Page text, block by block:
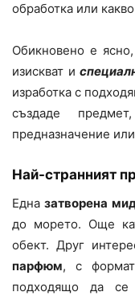
обработка или
Обикновено е
изискват и
изработка с
създаде
предназначение
Най-странният
Едназатворена
до морето. Още
обект. Друг
парфюм, с
подходящо да се